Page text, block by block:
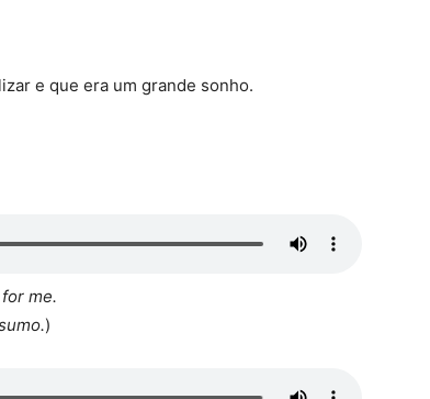
e que era um grande sonho.
me.
)